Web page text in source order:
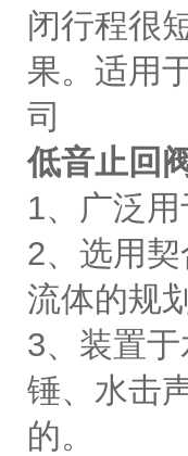
闭行程很
果。适用
司
低音止回
1、广泛
2、选用
流体的规
3、装置
锤、水击
的。